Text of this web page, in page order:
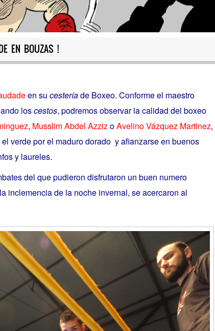
EN BOUZAS !
en su cesteríade Boxeo. Conforme el maestro
loscestos, podremos observar la calidad del boxeo
, MusslimAbdel AzzizoAvelino Vázquez Martinez,
verde por el maduro dorado y afianzarse en buenos
y laureles.
del que pudieron disfrutaron un buen numero
inclemencia de la noche invernal, se acercaron al